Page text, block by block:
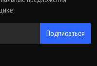
Подписаться